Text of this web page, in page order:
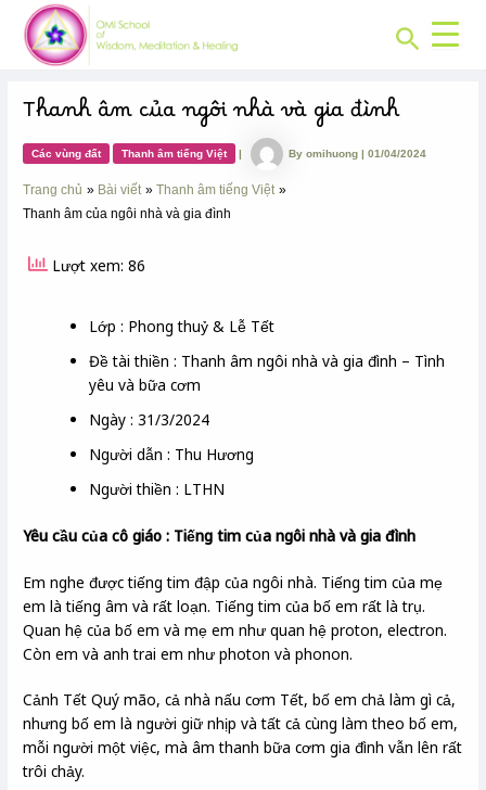
content
Search
Thanh âm của ngôi nhà và gia đình
Các vùng đất Thanh âm tiếng Việt | Byomihuong|01/04/2024
Trang chủ Bài viết
Thanh âm tiếng Việt
Thanh âm của ngôi nhà và gia đình
Lượt xem: 86
Lớp : Phong thuỷ & Lễ Tết
Đề tài thiền : Thanh âm ngôi nhà và gia đình – Tình
yêu và bữa cơm
Ngày : 31/3/2024
Người dẫn : Thu Hương
Người thiền : LTHN
Yêu cầu của cô giáo : Tiếng tim của ngôi nhà và gia đình
Em nghe được tiếng tim đập của ngôi nhà. Tiếng tim của mẹ
em là tiếng âm và rất loạn. Tiếng tim của bố em rất là trụ.
Quan hệ của bố em và mẹ em như quan hệ proton, electron.
Còn em và anh trai em như photon và phonon.
Cảnh Tết Quý mão, cả nhà nấu cơm Tết, bố em chả làm gì cả,
nhưng bố em là người giữ nhịp và tất cả cùng làm theo bố em,
mỗi người một việc, mà âm thanh bữa cơm gia đình vẫn lên rất
trôi chảy.
Post
navigation
CHUYÊN
MỤC: